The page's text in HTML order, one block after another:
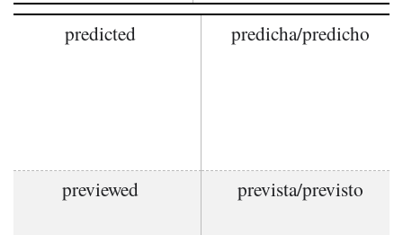
predicted predicha/predicho
previewed prevista/previsto